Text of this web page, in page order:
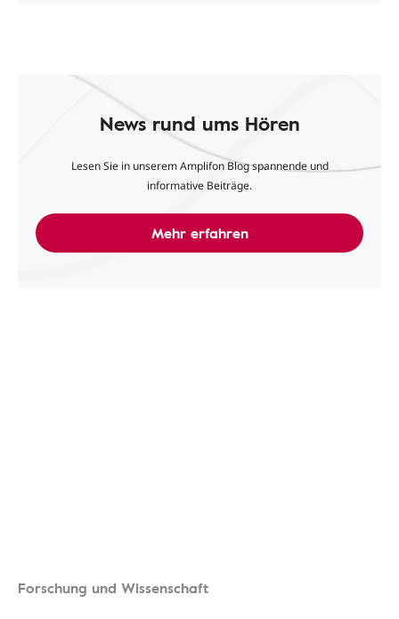
News rund ums Hören
Lesen Sie in unserem Amplifon Blog spannende und
informative Beiträge.
Mehr erfahren
Forschung und Wissenschaft